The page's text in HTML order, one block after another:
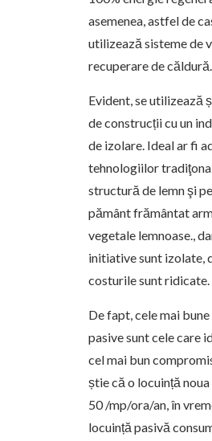
asemenea, astfel de
utilizează sisteme de
recuperare de căldură.
Evident, se utilizează
de construcții cu un
de izolare. Ideal ar fi
tehnologiilor
structură de lemn şi
pământ frământat
vegetale lemnoase.,
initiative sunt izolate,
costurile sunt ridicate.
De fapt, cele mai bune
pasive sunt cele care
cel mai bun
știe că o locuință
50 /mp/ora/an, în
locuință pasivă